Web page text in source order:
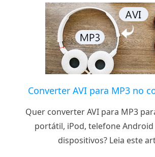
Converter AVI para MP3 no
Quer converter AVI para MP3
portátil, iPod, telefone
dispositivos? Leia este